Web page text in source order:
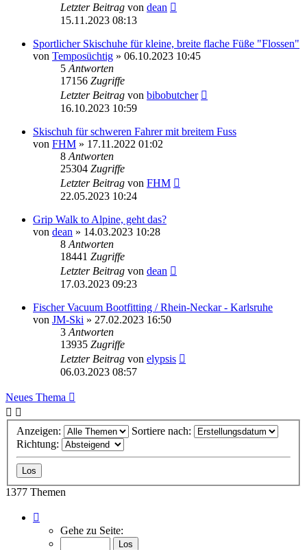
Letzter Beitrag von dean
15.11.2023 08:13
Sportlicher Skischuhe für kleine, breite flache Füße "Flossen"
von Temposüchtig » 06.10.2023 10:45
5 Antworten
17156 Zugriffe
Letzter Beitrag von bibobutcher
16.10.2023 10:59
Skischuh für schweren Fahrer mit breitem Fuss
von FHM » 17.11.2022 01:02
8 Antworten
25304 Zugriffe
Letzter Beitrag von FHM
22.05.2023 10:24
Grip Walk to Alpine, geht das?
von dean » 14.03.2023 10:28
8 Antworten
18441 Zugriffe
Letzter Beitrag von dean
17.03.2023 09:23
Fischer Vacuum Bootfitting / Rhein-Neckar - Karlsruhe
von JM-Ski » 27.02.2023 16:50
3 Antworten
13935 Zugriffe
Letzter Beitrag von elypsis
06.03.2023 08:57
Neues Thema
Anzeigen:
Sortiere nach:
Richtung:
1377 Themen
von
Gehe zu Seite: